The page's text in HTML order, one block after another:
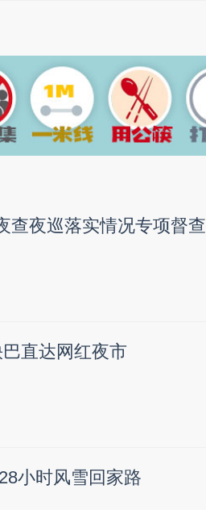
查夜巡落实情况专项督查
直达网红夜市
小时风雪回家路